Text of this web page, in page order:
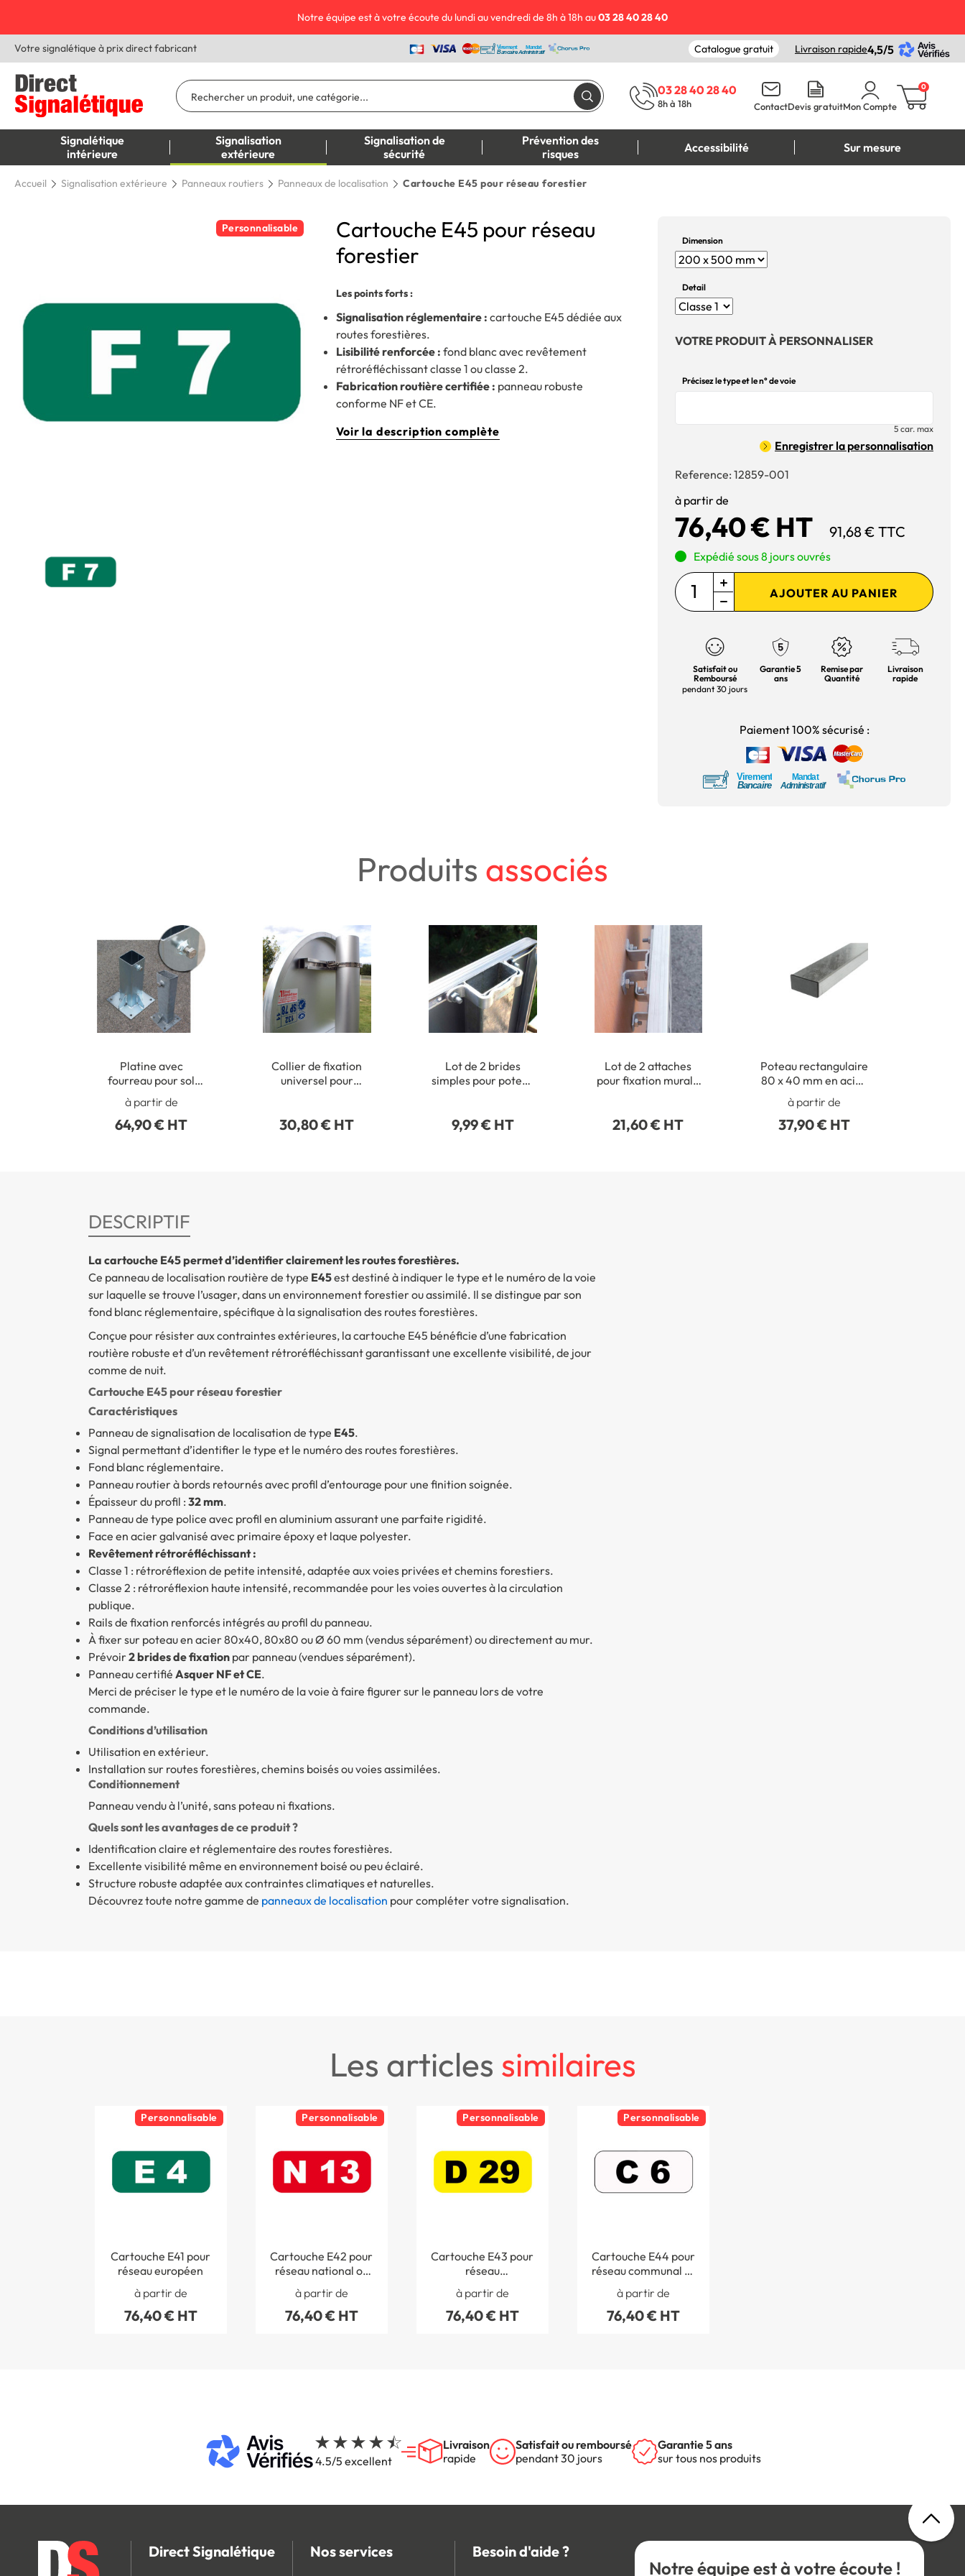
Notre équipe est à votre écoute du lundi au vendredi de 8h à 18h au03 28 40 28 40
Votre signalétique à prix direct fabricant Catalogue gratuit Livraison rapide4,5/5
03 28 40 28 40
8h à 18h ContactDevis gratuitMon Compte
0
Signalétique
intérieure
Signalisation
extérieure
Signalisation de
sécurité
Prévention des
risques
Accessibilité Sur mesure
Accueil Signalisation extérieure Panneaux routiers Panneaux de localisation Cartouche E45 pour réseau forestier
Personnalisable
Cartouche E45 pour réseau
forestier
Les points forts :
Signalisation réglementaire : cartouche E45 dédiée aux
routes forestières.
Lisibilité renforcée : fond blanc avec revêtement
rétroréfléchissant classe 1 ou classe 2.
Fabrication routière certifiée : panneau robuste
conforme NF et CE.
Voir la description complète
Dimension
Detail
VOTRE PRODUIT À PERSONNALISER
Précisez le type et le n° de voie
5 car. max
Enregistrer la personnalisation
Reference: 12859-001
à partir de
76,40 € HT 91,68 € TTC
Expédié sous 8 jours ouvrés
AJOUTER AU PANIER
Satisfait ou
Remboursé
pendant 30 jours
Garantie 5
ans
Remise par
Quantité
Livraison
rapide
Paiement 100% sécurisé :
Produits associés
Platine avec
fourreau pour sol
à partir de
64,90 € HT
Collier de fixation
universel pour
30,80 € HT
Lot de 2 brides
simples pour poteau
9,99 € HT
Lot de 2 attaches
pour fixation murale
21,60 € HT
Poteau rectangulaire
80 x 40 mm en acier
galva avec bouchon
obturateur
à partir de
37,90 € HT
DESCRIPTIF
La cartouche E45 permet d’identifier clairement les routes forestières.
Ce panneau de localisation routière de type E45est destiné à indiquer le type et le numéro de la voie
sur laquelle se trouve l’usager, dans un environnement forestier ou assimilé. Il se distingue par son
fond blanc réglementaire, spécifique à la signalisation des routes forestières.
Conçue pour résister aux contraintes extérieures, la cartouche E45 bénéficie d’une fabrication
routière robuste et d’un revêtement rétroréfléchissant garantissant une excellente visibilité, de jour
comme de nuit.
Cartouche E45 pour réseau forestier
Caractéristiques
Panneau de signalisation de localisation de type E45.
Signal permettant d’identifier le type et le numéro des routes forestières.
Fond blanc réglementaire.
Panneau routier à bords retournés avec profil d’entourage pour une finition soignée.
Épaisseur du profil : 32 mm.
Panneau de type police avec profil en aluminium assurant une parfaite rigidité.
Face en acier galvanisé avec primaire époxy et laque polyester.
Revêtement rétroréfléchissant :
Classe 1 : rétroréflexion de petite intensité, adaptée aux voies privées et chemins forestiers.
Classe 2 : rétroréflexion haute intensité, recommandée pour les voies ouvertes à la circulation
publique.
Rails de fixation renforcés intégrés au profil du panneau.
À fixer sur poteau en acier 80x40, 80x80 ou Ø 60 mm (vendus séparément) ou directement au mur.
Prévoir2 brides de fixationpar panneau (vendues séparément).
Panneau certifié Asquer NF et CE.
Merci de préciser le type et le numéro de la voie à faire figurer sur le panneau lors de votre
commande.
Conditions d’utilisation
Utilisation en extérieur.
Installation sur routes forestières, chemins boisés ou voies assimilées.
Conditionnement
Panneau vendu à l’unité, sans poteau ni fixations.
Quels sont les avantages de ce produit ?
Identification claire et réglementaire des routes forestières.
Excellente visibilité même en environnement boisé ou peu éclairé.
Structure robuste adaptée aux contraintes climatiques et naturelles.
Découvrez toute notre gamme de panneaux de localisation pour compléter votre signalisation.
les articles similaires
Personnalisable
Cartouche E41 pour
réseau européen
à partir de
76,40 € HT
Personnalisable
Cartouche E42 pour
réseau national ou
autoroutier
à partir de
76,40 € HT
Personnalisable
Cartouche E43 pour
réseau
départemental
à partir de
76,40 € HT
Personnalisable
Cartouche E44 pour
réseau communal et
à partir de
76,40 € HT
4.5/5 excellent
Livraison
rapide
Satisfait ou remboursé
pendant 30 jours
Garantie 5 ans
sur tous nos produits
Direct Signalétique Nos services Besoin d'aide ?
Notre équipe est à votre écoute !